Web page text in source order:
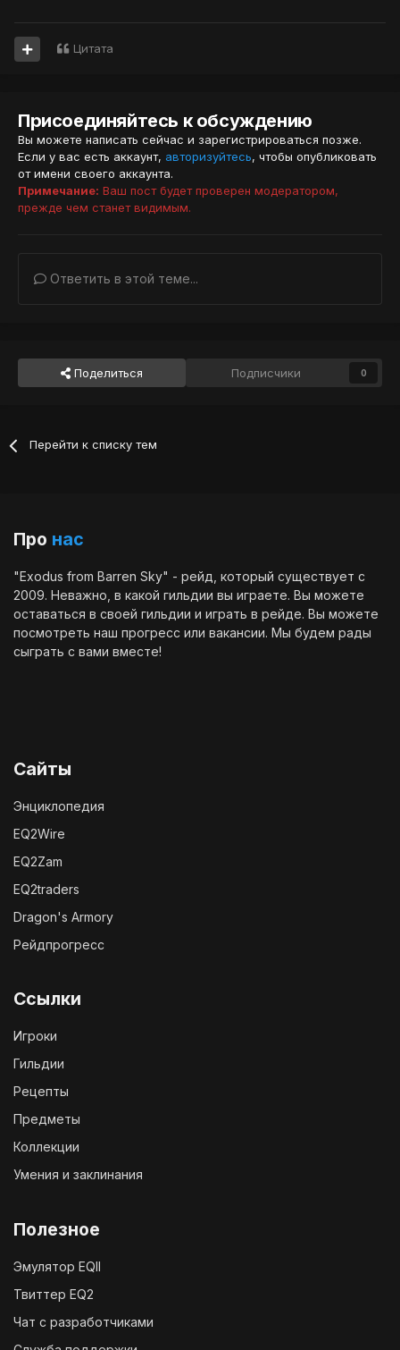
Цитата
Присоединяйтесь к обсуждению
Вы можете написать сейчас и зарегистрироваться позже.
Если у вас есть аккаунт, авторизуйтесь, чтобы опубликовать
от имени своего аккаунта.
Примечание: Ваш пост будет проверен модератором,
прежде чем станет видимым.
Ответить в этой теме...
Поделиться Подписчики 0
Перейти к списку тем
Про нас
"Exodus from Barren Sky" - рейд, который существует с
2009. Неважно, в какой гильдии вы играете. Вы можете
оставаться в своей гильдии и играть в рейде. Вы можете
посмотреть наш прогресс или вакансии. Мы будем рады
сыграть с вами вместе!
Сайты
Энциклопедия
EQ2Wire
EQ2Zam
EQ2traders
Dragon's Armory
Рейдпрогресс
Ссылки
Игроки
Гильдии
Рецепты
Предметы
Коллекции
Умения и заклинания
Полезное
Эмулятор EQII
Твиттер EQ2
Чат с разработчиками